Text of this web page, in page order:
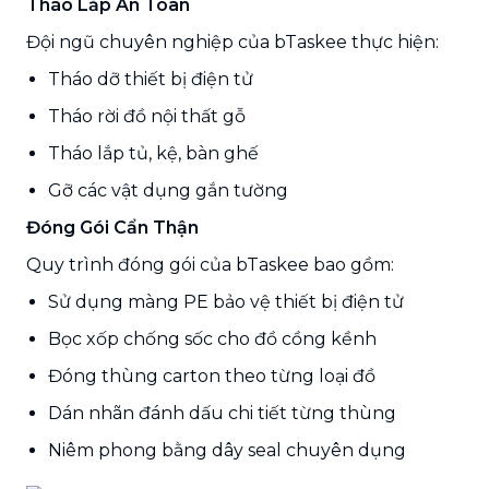
Tháo Lắp An Toàn
Đội ngũ chuyên nghiệp của bTaskee thực hiện:
Tháo dỡ thiết bị điện tử
Tháo rời đồ nội thất gỗ
Tháo lắp tủ, kệ, bàn ghế
Gỡ các vật dụng gắn tường
Đóng Gói Cẩn Thận
Quy trình đóng gói của bTaskee bao gồm:
Sử dụng màng PE bảo vệ thiết bị điện tử
Bọc xốp chống sốc cho đồ cồng kềnh
Đóng thùng carton theo từng loại đồ
Dán nhãn đánh dấu chi tiết từng thùng
Niêm phong bằng dây seal chuyên dụng